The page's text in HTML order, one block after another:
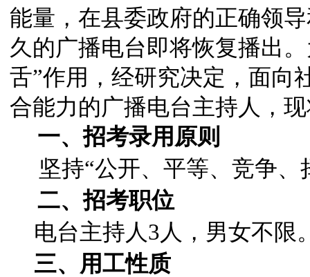
能量，在县委政府的正确领
久的广播电台即将恢复播出
舌”作用，经研究决定，面向
合能力的广播电台主持人，
一、招考录用原则
坚持“公开、平等、竞争、
二、招考职位
电台主持人3人，男女不限
三、用工性质